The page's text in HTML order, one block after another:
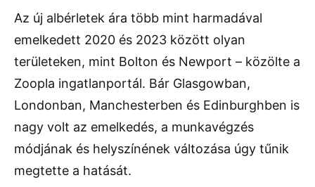
Az új albérletek ára több mint harmadával
emelkedett 2020 és 2023 között olyan
területeken, mint Bolton és Newport – közölte a
Zoopla ingatlanportál. Bár Glasgowban,
Londonban, Manchesterben és Edinburghben is
nagy volt az emelkedés, a munkavégzés
módjának és helyszínének változása úgy tűnik
megtette a hatását.